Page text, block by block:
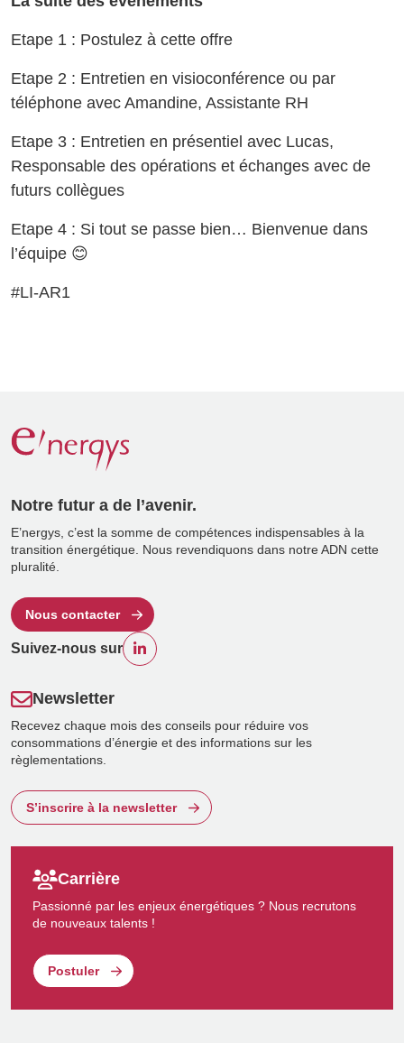
Etape 1 : Postulez à cette offre
Etape 2 : Entretien en visioconférence ou par
téléphone avec Amandine, Assistante RH
Etape 3 : Entretien en présentiel avec Lucas,
Responsable des opérations et échanges avec de
futurs collègues
Etape 4 : Si tout se passe bien… Bienvenue dans
l’équipe 😊
#LI-AR1
Notre futur a de l’avenir.
E’nergys, c’est la somme de compétences indispensables à la
transition énergétique. Nous revendiquons dans notre ADN cette
pluralité.
Nous contacter
Suivez-nous sur
Newsletter
Recevez chaque mois des conseils pour réduire vos
consommations d’énergie et des informations sur les
règlementations.
S’inscrire à la newsletter
Carrière
Passionné par les enjeux énergétiques ? Nous recrutons
de nouveaux talents !
Postuler